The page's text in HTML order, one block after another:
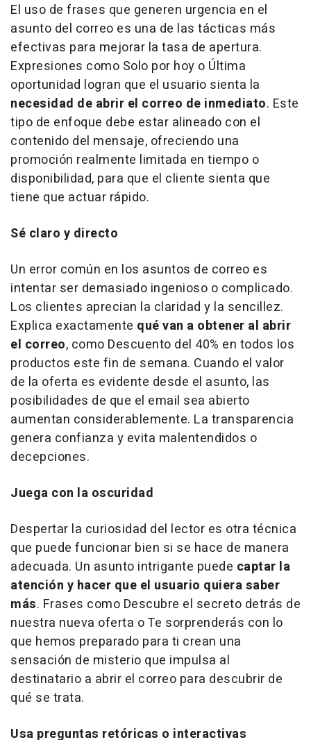
El uso de frases que generen urgencia en el
asunto del correo es una de las tácticas más
efectivas para mejorar la tasa de apertura.
Expresiones como Solo por hoy o Última
oportunidad logran que el usuario sienta la
necesidad de abrir el correo de inmediato. Este
tipo de enfoque debe estar alineado con el
contenido del mensaje, ofreciendo una
promoción realmente limitada en tiempo o
disponibilidad, para que el cliente sienta que
tiene que actuar rápido.
Sé claro y directo
Un error común en los asuntos de correo es
intentar ser demasiado ingenioso o complicado.
Los clientes aprecian la claridad y la sencillez.
Explica exactamente qué van a obtener al abrir
el correo, como Descuento del 40% en todos los
productos este fin de semana. Cuando el valor
de la oferta es evidente desde el asunto, las
posibilidades de que el email sea abierto
aumentan considerablemente. La transparencia
genera confianza y evita malentendidos o
decepciones.
Juega con la oscuridad
Despertar la curiosidad del lector es otra técnica
que puede funcionar bien si se hace de manera
adecuada. Un asunto intrigante puede captar la
atención y hacer que el usuario quiera saber
más. Frases como Descubre el secreto detrás de
nuestra nueva oferta o Te sorprenderás con lo
que hemos preparado para ti crean una
sensación de misterio que impulsa al
destinatario a abrir el correo para descubrir de
qué se trata.
Usa preguntas retóricas o interactivas